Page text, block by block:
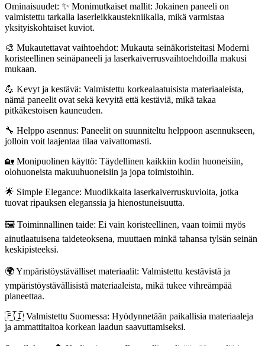
Ominaisuudet: ✨ Monimutkaiset mallit: Jokainen paneeli on
valmistettu tarkalla laserleikkaustekniikalla, mikä varmistaa
yksityiskohtaiset kuviot.
🎨 Mukautettavat vaihtoehdot: Mukauta seinäkoristeitasi Moderni
koristeellinen seinäpaneeli ja laserkaiverrusvaihtoehdoilla makusi
mukaan.
💪 Kevyt ja kestävä: Valmistettu korkealaatuisista materiaaleista,
nämä paneelit ovat sekä kevyitä että kestäviä, mikä takaa
pitkäkestoisen kauneuden.
🔧 Helppo asennus: Paneelit on suunniteltu helppoon asennukseen,
jolloin voit laajentaa tilaa vaivattomasti.
🏡 Monipuolinen käyttö: Täydellinen kaikkiin kodin huoneisiin,
olohuoneista makuuhuoneisiin ja jopa toimistoihin.
🌟 Simple Elegance: Muodikkaita laserkaiverruskuvioita, jotka
tuovat ripauksen eleganssia ja hienostuneisuutta.
🖼️ Toiminnallinen taide: Ei vain koristeellinen, vaan toimii myös
ainutlaatuisena taideteoksena, muuttaen minkä tahansa tylsän seinän
keskipisteeksi.
🌍 Ympäristöystävälliset materiaalit: Valmistettu kestävistä ja
ympäristöystävällisistä materiaaleista, mikä tukee vihreämpää
planeettaa.
🇫🇮 Valmistettu Suomessa: Hyödynnetään paikallisia materiaaleja
ja ammattitaitoa korkean laadun saavuttamiseksi.